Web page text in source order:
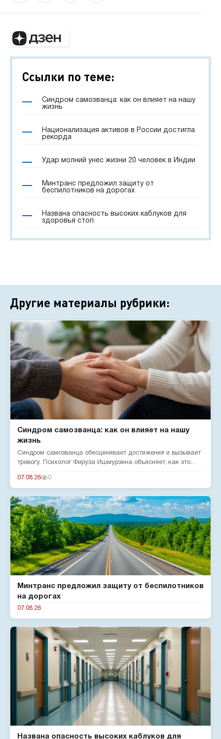
Ссылки по теме:
Синдром самозванца: как он влияет на нашу
жизнь
Национализация активов в России достигла
рекорда
Удар молний унес жизни 20 человек в Индии
Минтранс предложил защиту от
беспилотников на дорогах
Названа опасность высоких каблуков для
здоровья стоп
Другие материалы рубрики:
Синдром самозванца: как он влияет на нашу
жизнь
Синдром самозванца обесценивает достижения и вызывает
тревогу. Психолог Фируза Ишмурзина объясняет, как это
07.08.26 0
Минтранс предложил защиту от беспилотников
на дорогах
07.08.26
Названа опасность высоких каблуков для